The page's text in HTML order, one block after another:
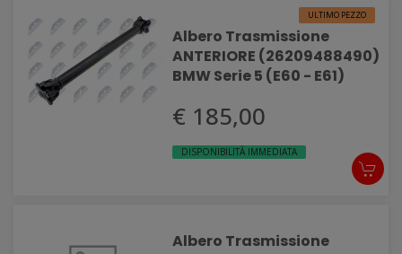
ULTIMO PEZZO
Albero Trasmissione
ANTERIORE (26209488490)
BMW Serie 5 (E60 - E61)
€ 185,00
DISPONIBILITÀ IMMEDIATA
Albero Trasmissione